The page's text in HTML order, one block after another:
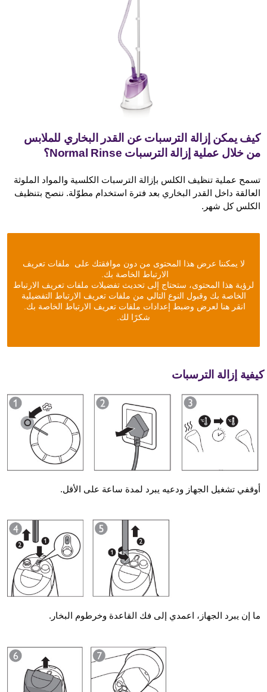
كيف يمكن إزالة الترسبات عن القدر البخاري للملابس
من خلال عملية إزالة الترسبات Normal Rinse؟
تسمح عملية تنظيف الكلس بإزالة الترسبات الكلسية والمواد الملوثة
العالقة داخل القدر البخاري بعد فترة استخدام مطوّلة. ننصح بتنظيف
الكلس كل شهر.
لا يمكننا عرض هذا المحتوى من دون موافقتك على ملفات تعريف
الارتباط الخاصة بك.
لرؤية هذا المحتوى، ستحتاج إلى تحديث تفضيلات ملفات تعريف الارتباط
الخاصة بك وقبول النوع التالي من ملفات تعريف الارتباط التفضيلية
انقر هنا لعرض وضبط إعدادات ملفات تعريف الارتباط الخاصة بك.
شكرًا لك.
إزالة الترسبات
أوقفي تشغيل الجهاز ودعيه يبرد لمدة ساعة على الأقل.
ما إن يبرد الجهاز، اعمدي إلى فك القاعدة وخرطوم البخار.